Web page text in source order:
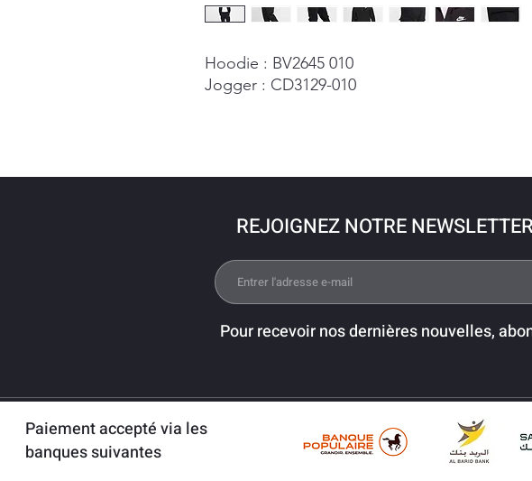
Hoodie : BV2645 010
Jogger : CD3129-010
REJOIGNEZ NOTRE
Pour recevoir nos dernières nouvelles,
Paiement accepté via les
banques suivantes